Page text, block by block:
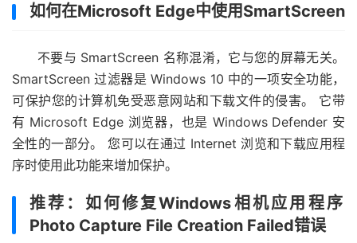
如何在Microsoft Edge中使用SmartScreen
不要与 SmartScreen 名称混淆，它与您的屏幕无关。
SmartScreen 过滤器是 Windows 10 中的一项安全功能，
可保护您的计算机免受恶意网站和下载文件的侵害。 它带
有 Microsoft Edge 浏览器，也是 Windows Defender 安
全性的一部分。 您可以在通过 Internet 浏览和下载应用程
序时使用此功能来增加保护。
推荐：如何修复Windows相机应用程序
Photo Capture File Creation Failed错误